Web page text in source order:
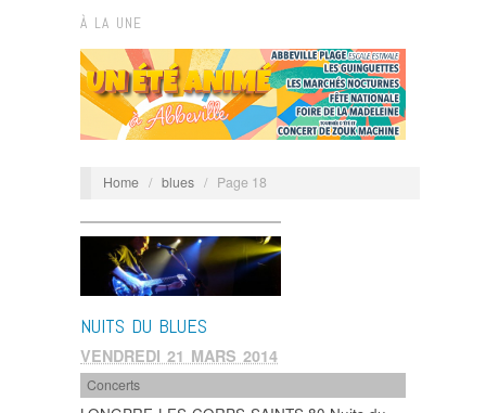
À LA UNE
Home / blues / Page 18
NUITS DU BLUES
VENDREDI 21 MARS 2014
Concerts